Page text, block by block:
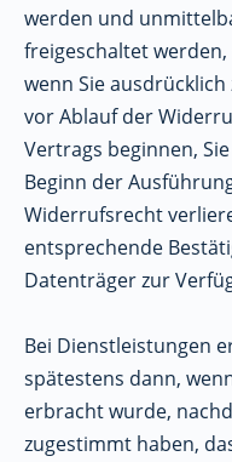
werden und
freigeschaltet
wenn Sie
vor Ablauf der
Vertrags beginnen,
Beginn der
Widerrufsrecht
entsprechende
Datenträger zur
Bei Dienstleistungen
spätestens dann,
erbracht wurde,
zugestimmt haben,